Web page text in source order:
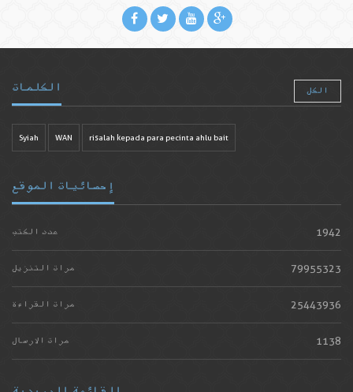
الكلمات الكل
Syiah WAN risalah kepada para pecinta ahlu bait
إحصائيات الموقع
عدد الكتب 1942
مرات التنزيل 79955323
مرات القراءة 25443936
مرات الارسال 1138